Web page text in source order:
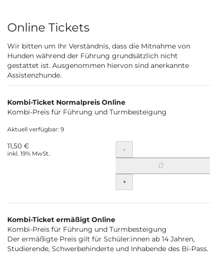
Produkte
Online Tickets
Wir bitten um Ihr Verständnis, dass die Mitnahme von
Hunden während der Führung grundsätzlich nicht
gestattet ist. Ausgenommen hiervon sind anerkannte
Assistenzhunde.
Kombi-Ticket Normalpreis Online
Kombi-Preis für Führung und Turmbesteigung
Aktuell verfügbar: 9
11,50 €
inkl. 19% MwSt. Menge
-
+
Kombi-Ticket ermäßigt Online
Kombi-Preis für Führung und Turmbesteigung
Der ermäßigte Preis gilt für Schüler:innen ab 14 Jahren,
Studierende, Schwerbehinderte und Inhabende des Bi-Pass.